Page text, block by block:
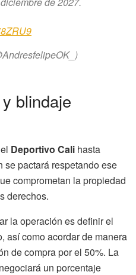
blindaje
Deportivo Cali hasta
se pactará respetando ese
comprometan la propiedad
derechos.
la operación es definir el
así como acordar de manera
de compra por el 50%. La
un porcentaje